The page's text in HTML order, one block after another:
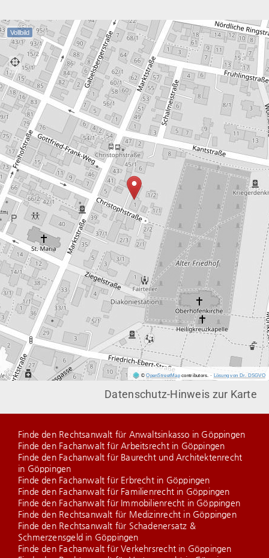
©OpenStreetMapcontributors. · Lösung von Dr. DSGVO
Vollbild
Datenschutz-Hinweis zur Karte
Finde den Rechtsanwalt für Anwaltsinkasso in Göppingen
Finde den Fachanwalt für Arbeitsrecht in Göppingen
Finde den Fachanwalt für Baurecht und Architektenrecht
in Göppingen
Finde den Fachanwalt für Erbrecht in Göppingen
Finde den Fachanwalt für Familienrecht in Göppingen
Finde den Fachanwalt für Immobilienrecht in Göppingen
Finde den Rechtsanwalt für Medizinrecht in Göppingen
Finde den Rechtsanwalt für Schadenersatz &
Schmerzensgeld in Göppingen
Finde den Fachanwalt für Verkehrsrecht in Göppingen